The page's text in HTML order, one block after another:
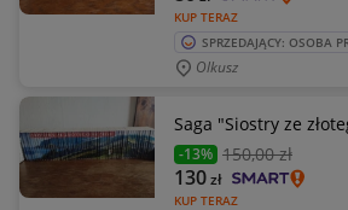
KUP TERAZ
SPRZEDAJĄCY: OSOBA
Olkusz
Saga "Siostry ze
-13% 150,00 zł
KUP TERAZ
130zł